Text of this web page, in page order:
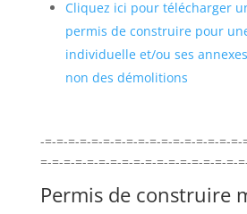
Cliquez ici pour télécharger
permis de construire pour
individuelle et/ou ses
non des démolitions
-=-=-=-=-=-=-=-=-=-=-=-=-=-=-=-=-
=-=-=-=-=-=-=-=-=-=-=-=-=-=-=-=-=-
Permis de construire